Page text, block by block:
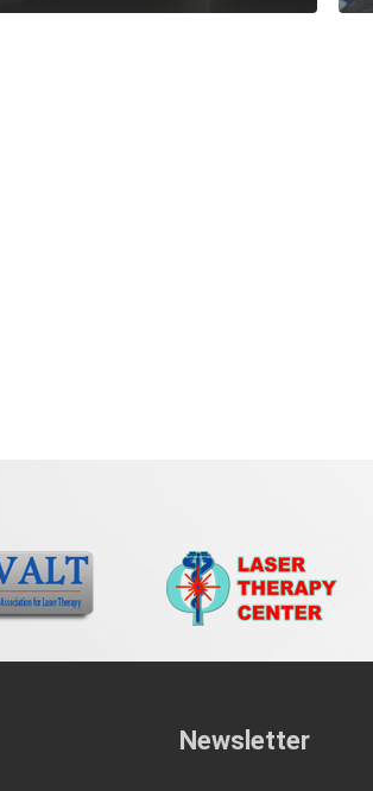
Newsletter